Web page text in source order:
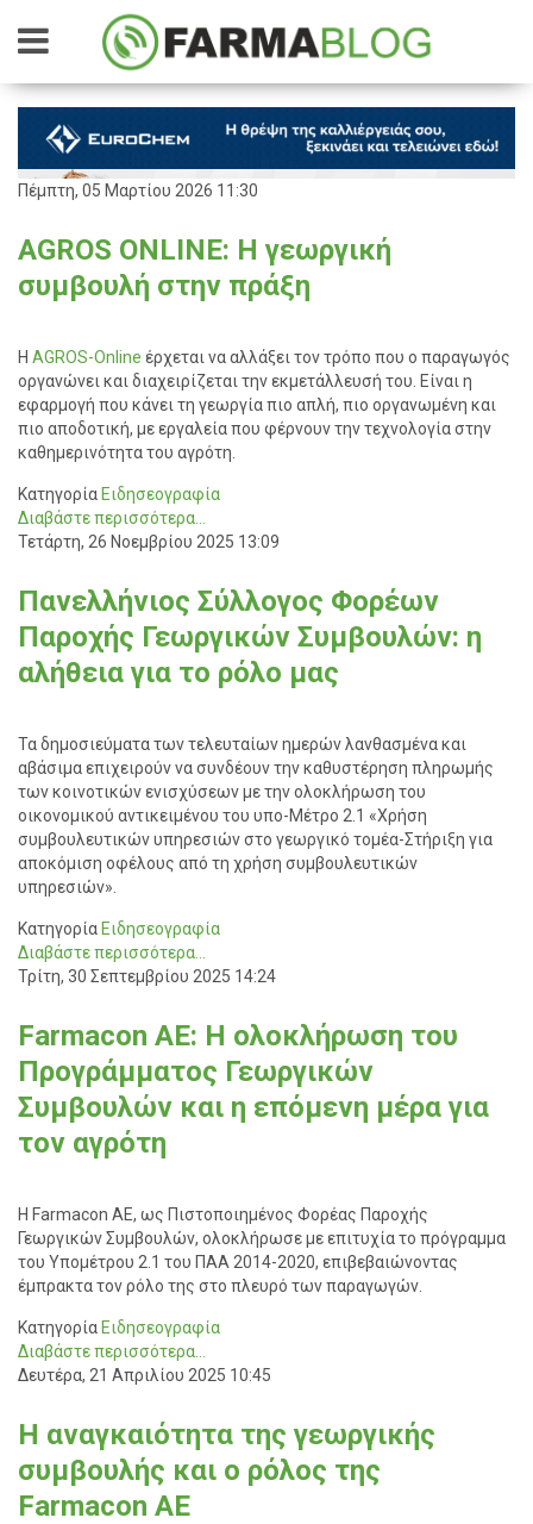
Πέμπτη, 05 Μαρτίου 2026 11:30
AGROS ONLINE: Η γεωργική
συμβουλή στην πράξη
Η AGROS-Online έρχεται να αλλάξει τον τρόπο που ο παραγωγός
οργανώνει και διαχειρίζεται την εκμετάλλευσή του. Είναι η
εφαρμογή που κάνει τη γεωργία πιο απλή, πιο οργανωμένη και
πιο αποδοτική, με εργαλεία που φέρνουν την τεχνολογία στην
καθημερινότητα του αγρότη.
Κατηγορία Ειδησεογραφία
Διαβάστε περισσότερα...
Τετάρτη, 26 Νοεμβρίου 2025 13:09
Πανελλήνιος Σύλλογος Φορέων
Παροχής Γεωργικών Συμβουλών: η
αλήθεια για το ρόλο μας
Τα δημοσιεύματα των τελευταίων ημερών λανθασμένα και
αβάσιμα επιχειρούν να συνδέουν την καθυστέρηση πληρωμής
των κοινοτικών ενισχύσεων με την ολοκλήρωση του
οικονομικού αντικειμένου του υπο-Μέτρο 2.1 «Χρήση
συμβουλευτικών υπηρεσιών στο γεωργικό τομέα-Στήριξη για
αποκόμιση οφέλους από τη χρήση συμβουλευτικών
υπηρεσιών».
Κατηγορία Ειδησεογραφία
Διαβάστε περισσότερα...
Τρίτη, 30 Σεπτεμβρίου 2025 14:24
Farmacon AE: Η ολοκλήρωση του
Προγράμματος Γεωργικών
Συμβουλών και η επόμενη μέρα για
τον αγρότη
Η Farmacon AE, ως Πιστοποιημένος Φορέας Παροχής
Γεωργικών Συμβουλών, ολοκλήρωσε με επιτυχία το πρόγραμμα
του Υπομέτρου 2.1 του ΠΑΑ 2014-2020, επιβεβαιώνοντας
έμπρακτα τον ρόλο της στο πλευρό των παραγωγών.
Κατηγορία Ειδησεογραφία
Διαβάστε περισσότερα...
Δευτέρα, 21 Απριλίου 2025 10:45
Η αναγκαιότητα της γεωργικής
συμβουλής και ο ρόλος της
Farmacon AE